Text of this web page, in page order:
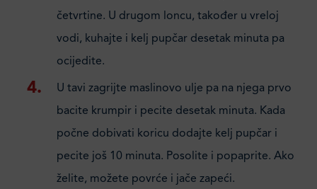
četvrtine. U drugom loncu, također u vreloj
vodi, kuhajte i kelj pupčar desetak minuta pa
ocijedite.
U tavi zagrijte maslinovo ulje pa na njega prvo
bacite krumpir i pecite desetak minuta. Kada
počne dobivati koricu dodajte kelj pupčar i
pecite još 10 minuta. Posolite i popaprite. Ako
želite, možete povrće i jače zapeći.